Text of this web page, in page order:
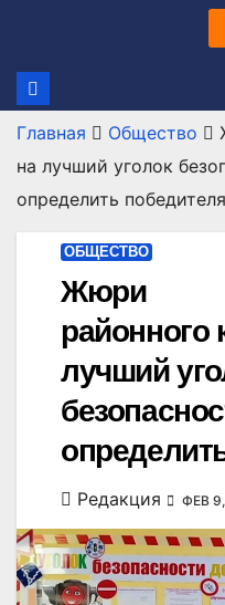
содержимому
Главная Общество
на лучший уголок
определить победителя
ОБЩЕСТВО
Жюри
районного
лучший
Редакция ФЕВ